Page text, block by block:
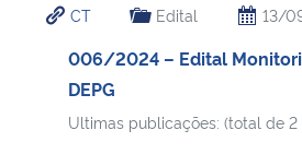
CT Edital 13/
006/2024 – Edital
DEPG
Ultimas publicações: (total de 2